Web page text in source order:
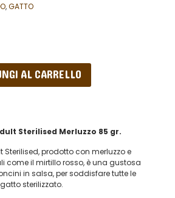
,GATTO
AL CARRELLO
Sterilised Merluzzo 85 gr.
Sterilised, prodotto con merluzzo e
come il mirtillo rosso, è una gustosa
in salsa, per soddisfare tutte le
sterilizzato.